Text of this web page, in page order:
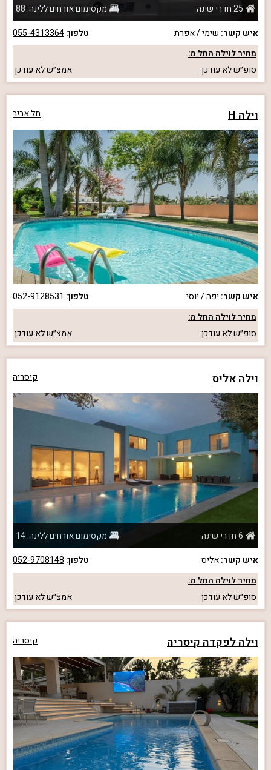
25 חדרי שינה
מקסימום אורחים ללינה: 88
איש קשר: שימי / אפרת טלפון:055-4313364
מחיר לוילה החל מ:
סופ״שלא עודכן אמצ״שלא עודכן
וילה H תל אביב
איש קשר: יפה / יוסי טלפון: 052-9128531
מחיר לוילה החל מ:
סופ״שלא עודכן אמצ״שלא עודכן
וילה אליס קיסריה
6 חדרי שינה
מקסימום אורחים ללינה: 14
איש קשר:אליס טלפון: 052-9708148
מחיר לוילה החל מ:
סופ״שלא עודכן אמצ״שלא עודכן
וילה לפקדה קיסריה קיסריה